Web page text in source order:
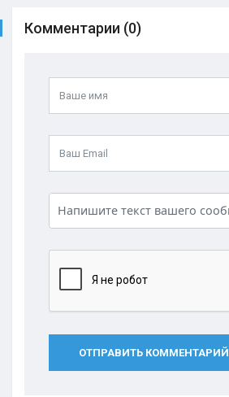
Комментарии (0)
ОТПРАВИТЬ КОММЕНТАРИЙ